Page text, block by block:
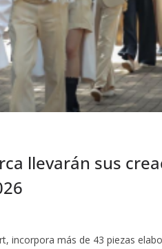
llevarán sus
incorpora más de 43 piezas